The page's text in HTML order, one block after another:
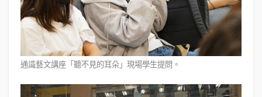
通識藝文講座「聽不見的耳朵」現場學生提問。